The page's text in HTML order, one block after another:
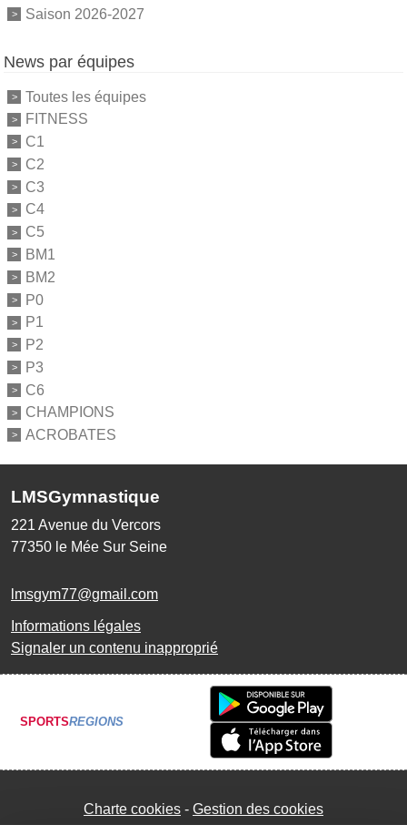
Saison 2026-2027
News par équipes
Toutes les équipes
FITNESS
C1
C2
C3
C4
C5
BM1
BM2
P0
P1
P2
P3
C6
CHAMPIONS
ACROBATES
LMSGymnastique
221 Avenue du Vercors
77350 le Mée Sur Seine
lmsgym77@gmail.com
Informations légales
Signaler un contenu inapproprié
SPORTSREGIONS
Charte cookies Gestion des cookies